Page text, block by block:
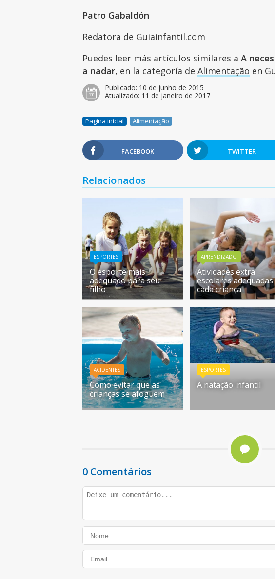
Patro Gabaldón
Redatora de Guiainfantil.com
Puedes leer más artículos similares aA
a nadar, en la categoría deAlimentação en
Publicado: 10 de junho de 2015
Atualizado: 11 de janeiro de 2017
Pagina inicial Alimentação
FACEBOOK TWITTER
Relacionados
ESPORTES
O esporte mais
adequado para seu
filho
APRENDIZADO
Atividades extra
escolares adequadas
cada criança
ACIDENTES
Como evitar que as
crianças se afoguem
ESPORTES
A natação infantil
0 Comentários